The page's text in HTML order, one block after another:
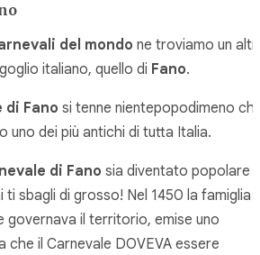
del mondo ne troviamo un
italiano, quello di Fano.
di Fano si tenne nientepopodimeno
uno dei più antichi di tutta Italia.
di Fano sia diventato popolare
ti sbagli di grosso! Nel 1450 la famiglia
governava il territorio, emise uno
il Carnevale DOVEVA essere